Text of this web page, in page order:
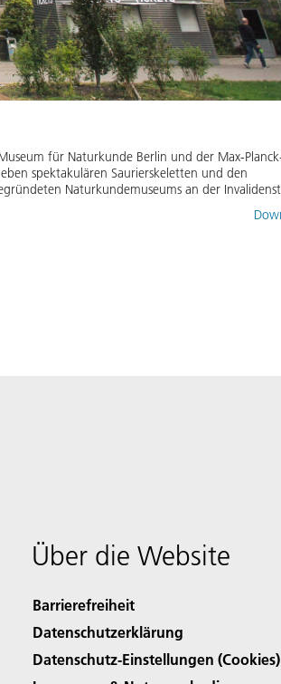
für Naturkunde Berlin und der Max-
spektakulären Saurierskeletten und den
Naturkundemuseums an der
Über die Website
Barrierefreiheit
Datenschutzerklärung
Datenschutz-Einstellungen (Cookies)